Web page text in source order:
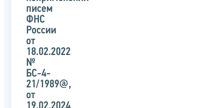
письма
писем
ФНС
России
от
18.02.2022
№
БС-4-
21/1989@,
от